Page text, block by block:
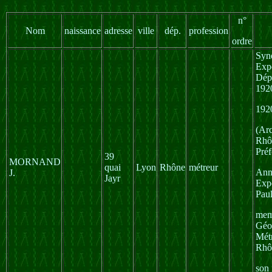
Nom naissance adresse ville dép. profession
n°
ordre
MORNAND
J.
39
quai
Jayr
Lyon Rhône métreur